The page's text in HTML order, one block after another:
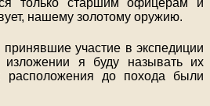
нашему золотому оружию.
принявшие участие в экспедиции
я буду называть их
расположения до похода были